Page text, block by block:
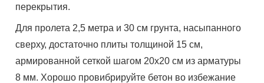
перекрытия.
Для пролета 2,5 метра и 30 см грунта, насыпанного
сверху, достаточно плиты толщиной 15 см,
армированной сеткой шагом 20х20 см из арматуры
8 мм. Хорошо провибрируйте бетон во избежание